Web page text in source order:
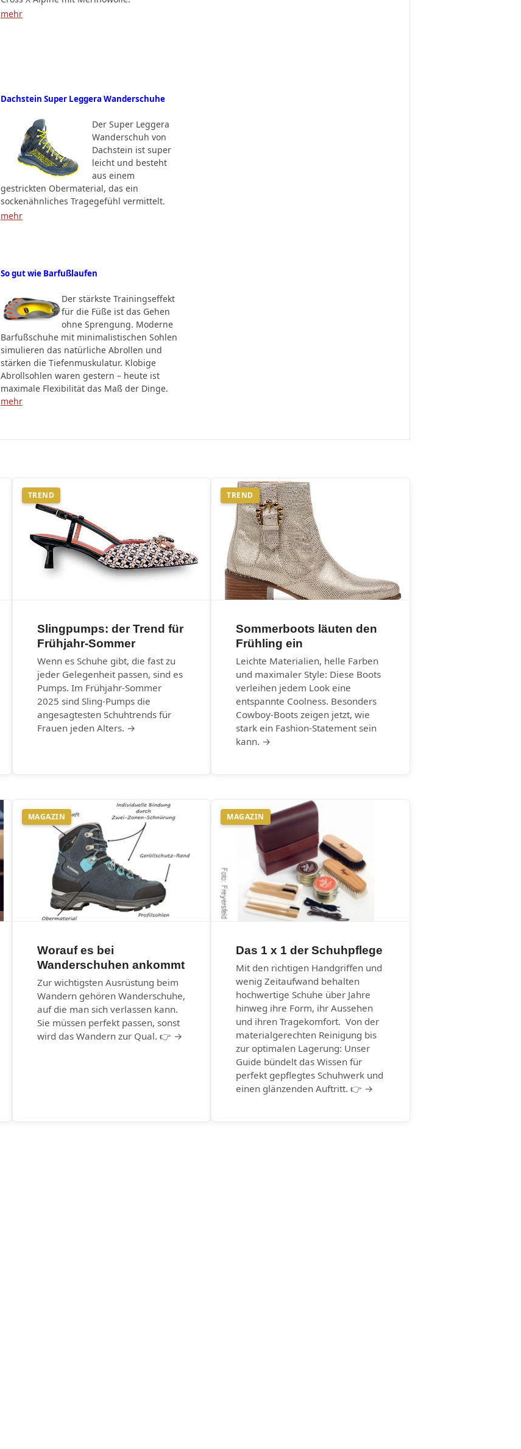
mehr
Dachstein Super Leggera Wanderschuhe
Der Super Leggera
Wanderschuh von
Dachstein ist super
leicht und besteht
aus einem
gestrickten Obermaterial, das ein
sockenähnliches Tragegefühl vermittelt.
mehr
So gut wie Barfußlaufen
Der stärkste Trainingseffekt
für die Füße ist das Gehen
ohne Sprengung. Moderne
Barfußschuhe mit minimalistischen Sohlen
simulieren das natürliche Abrollen und
stärken die Tiefenmuskulatur. Klobige
Abrollsohlen waren gestern – heute ist
maximale Flexibilität das Maß der Dinge.
mehr
TREND
Slingpumps: der Trend für
Frühjahr-Sommer
Wenn es Schuhe gibt, die fast zu
jeder Gelegenheit passen, sind es
Pumps. Im Frühjahr-Sommer
2025 sind Sling-Pumps die
angesagtesten Schuhtrends für
Frauen jeden Alters. →
TREND
Sommerboots läuten den
Frühling ein
Leichte Materialien, helle Farben
und maximaler Style: Diese Boots
verleihen jedem Look eine
entspannte Coolness. Besonders
Cowboy-Boots zeigen jetzt, wie
stark ein Fashion-Statement sein
kann. →
MAGAZIN
Worauf es bei
Wanderschuhen ankommt
Zur wichtigsten Ausrüstung beim
Wandern gehören Wanderschuhe,
auf die man sich verlassen kann.
Sie müssen perfekt passen, sonst
wird das Wandern zur Qual. 👉 →
MAGAZIN
Das 1 x 1 der Schuhpflege
Mit den richtigen Handgriffen und
wenig Zeitaufwand behalten
hochwertige Schuhe über Jahre
hinweg ihre Form, ihr Aussehen
und ihren Tragekomfort. Von der
materialgerechten Reinigung bis
zur optimalen Lagerung: Unser
Guide bündelt das Wissen für
perfekt gepflegtes Schuhwerk und
einen glänzenden Auftritt. 👉 →